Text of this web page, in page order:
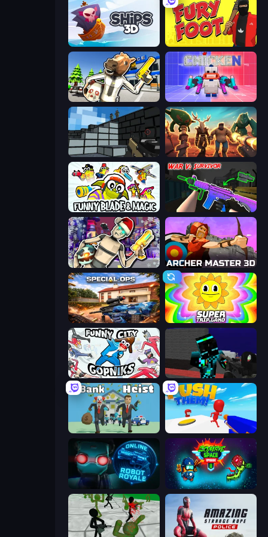
Ships 3D Fury Foot
Bank Robbery: Escape Chicken CS
Pixel Gun 3D Horde Crusher
Funny Blade & Magic War V: Survivor
Cyberpunk: Corporation Archer Master 3D: Castle Defense
Special Ops: GO SuperTrip.Land
Funny City: Gopniks Pixel Wars of Hero
Bank Heist
Online Robot Royale Zombie Space Episode 2